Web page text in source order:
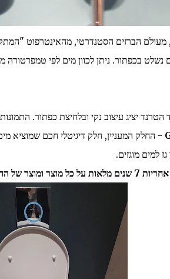
מעולם הברזים הסטנדרטי, מהאינטרפוט
נשלט בכפתור. ניתן לכוון מים לפי
יציג עיצוב נקי ובלחיצת כפתור.
למים מוגזים.
מוצר ומוצר של החברה.